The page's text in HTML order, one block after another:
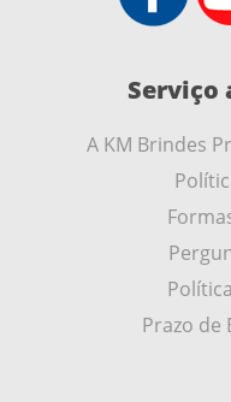
Serviço
A KM Brindes
Prazo de